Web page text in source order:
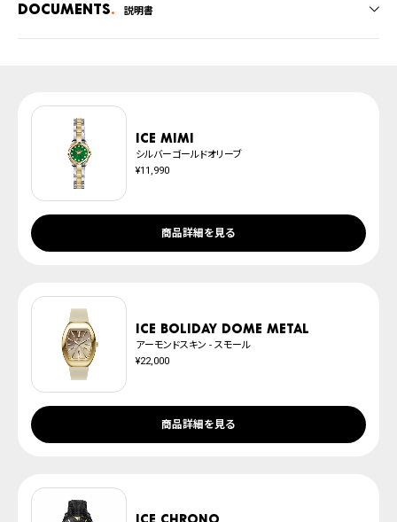
・系列店舗から取り寄せ後に発送
※ご予約商品は、記載のお届け予定での発送となります。
Documents 説明書
防水について
ICE mimi
シルバーゴールドオリーブ
¥11,990
商品詳細を見る
ICE boliday dome metal
アーモンドスキン - スモール
¥22,000
商品詳細を見る